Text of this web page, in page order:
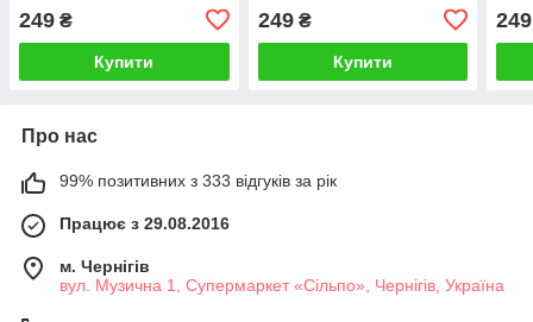
249 ₴
Купити
249₴
Купити
249
Про нас
99% позитивних з 333 відгуків за рік
Працює з 29.08.2016
м. Чернігів
вул. Музична 1, Супермаркет «Сільпо», Чернігів, Україна